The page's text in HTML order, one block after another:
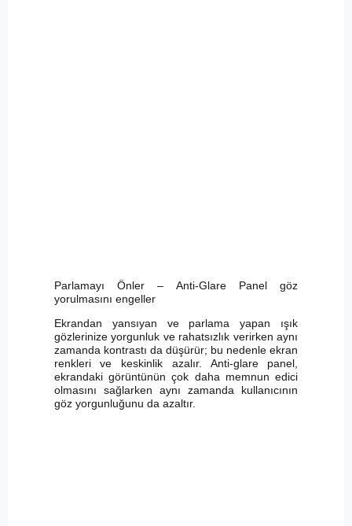
Parlamayı Önler – Anti-Glare Panel göz
yorulmasını engeller
Ekrandan yansıyan ve parlama yapan ışık
gözlerinize yorgunluk ve rahatsızlık verirken aynı
zamanda kontrastı da düşürür; bu nedenle ekran
renkleri ve keskinlik azalır. Anti-glare panel,
ekrandaki görüntünün çok daha memnun edici
olmasını sağlarken aynı zamanda kullanıcının
göz yorgunluğunu da azaltır.